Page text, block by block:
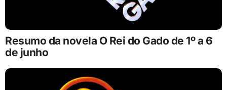
Resumo da novela O Rei do Gado de 1º a 6
de junho